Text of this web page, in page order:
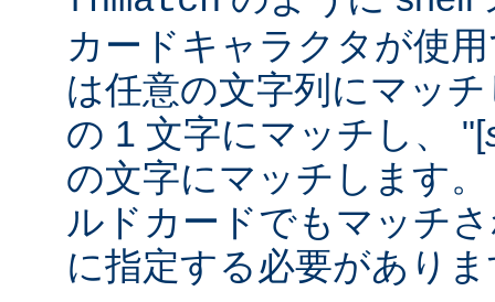
カードキャラクタが使
は任意の文字列にマッ
の 1 文字にマッチし、 "[
の文字にマッチします
ルドカードでもマッチ
に指定する必要があり